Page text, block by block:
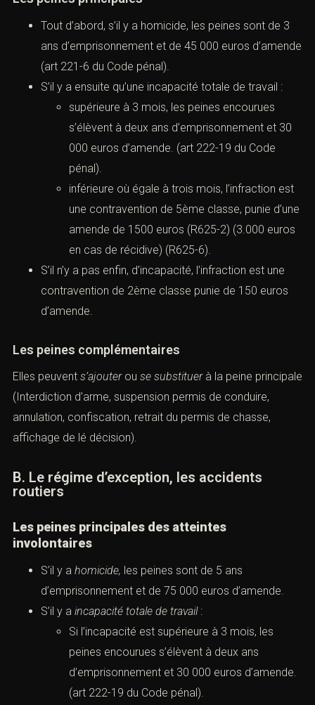
Tout d’abord, s’il y a homicide, les peines sont de 3
ans d’emprisonnement et de 45 000 euros d’amende
(art 221-6 du Code pénal).
S’il y a ensuite qu’une incapacité totale de travail :
supérieure à 3 mois, les peines encourues
s’élèvent à deux ans d’emprisonnement et 30
000 euros d’amende. (art 222-19 du Code
pénal).
inférieure où égale à trois mois, l’infraction est
une contravention de 5ème classe, punie d’une
amende de 1500 euros (R625-2) (3.000 euros
en cas de récidive) (R625-6).
S’il n’y a pas enfin, d’incapacité, l’infraction est une
contravention de 2ème classe punie de 150 euros
d’amende.
Les peines complémentaires
Elles peuvent s’ajouterou se substituerà la peine principale
(Interdiction d’arme, suspension permis de conduire,
annulation, confiscation, retrait du permis de chasse,
affichage de lé décision).
B. Le régime d’exception, les accidents
routiers
Les peines principales des atteintes
involontaires
S’il y a homicide, les peines sont de 5 ans
d’emprisonnement et de 75 000 euros d’amende.
S’il y a incapacité totale de travail:
Si l’incapacité est supérieure à 3 mois, les
peines encourues s’élèvent à deux ans
d’emprisonnement et 30 000 euros d’amende.
(art 222-19 du Code pénal).